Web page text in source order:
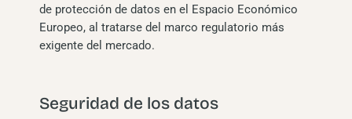
de protección de datos en el Espacio Económico
Europeo, al tratarse del marco regulatorio más
exigente del mercado.
Seguridad de los datos